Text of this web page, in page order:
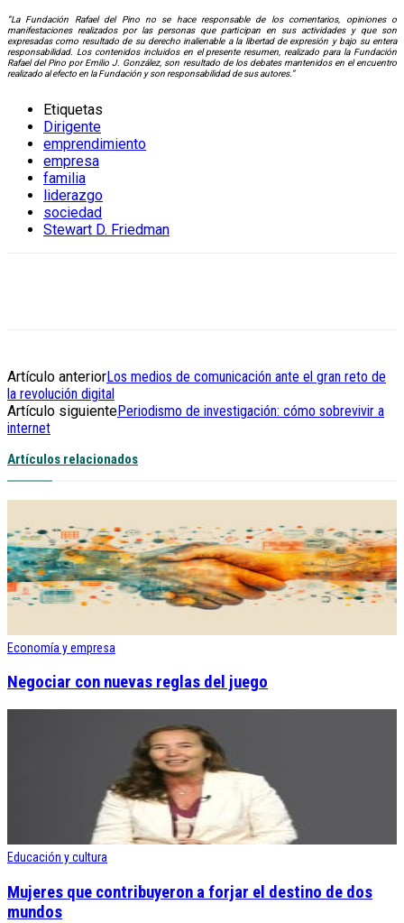
“La Fundación Rafael del Pino no se hace responsable de los comentarios, opiniones o
manifestaciones realizados por las personas que participan en sus actividades y que son
expresadas como resultado de su derecho inalienable a la libertad de expresión y bajo su entera
responsabilidad. Los contenidos incluidos en el presente resumen, realizado para la Fundación
Rafael del Pino por Emilio J. González, son resultado de los debates mantenidos en el encuentro
realizado al efecto en la Fundación y son responsabilidad de sus autores.”
Etiquetas
Dirigente
emprendimiento
empresa
familia
liderazgo
sociedad
Stewart D. Friedman
Artículo anteriorLos medios de comunicación ante el gran reto de
la revolución digital
Artículo siguientePeriodismo de investigación: cómo sobrevivir a
internet
Artículos relacionados
Economía y empresa
Negociar con nuevas reglas del juego
Educación y cultura
Mujeres que contribuyeron a forjar el destino de dos
mundos